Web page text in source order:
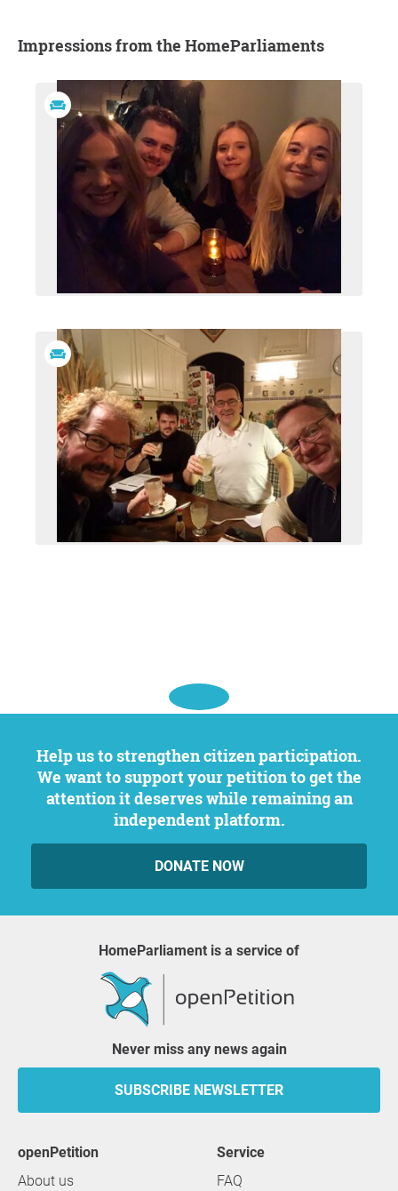
Impressions from the HomeParliaments
Help us to strengthen citizen participation.
We want to support your petition to get the
attention it deserves while remaining an
independent platform.
DONATE NOW
HomeParliament is a service of
Never miss any news again
SUBSCRIBE NEWSLETTER
openPetition
About us
service
FAQ